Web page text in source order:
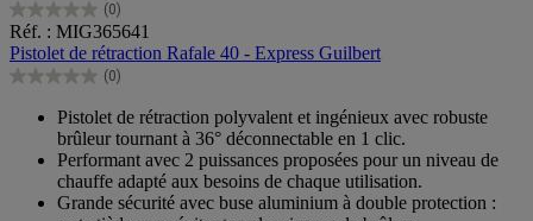
(0)
0.0
sur
5
étoiles.
Réf. : MIG365641
Pistolet de rétraction Rafale 40 - Express Guilbert
(0)
0.0
étoiles.
Pistolet de rétraction polyvalent et ingénieux avec robuste
brûleur tournant à 36° déconnectable en 1 clic.
Performant avec 2 puissances proposées pour un niveau de
chauffe adapté aux besoins de chaque utilisation.
Grande sécurité avec buse aluminium à double protection :